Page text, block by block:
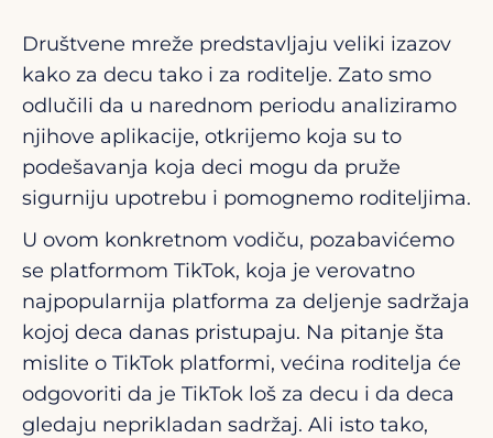
Društvene mreže predstavljaju veliki izazov
kako za decu tako i za roditelje. Zato smo
odlučili da u narednom periodu analiziramo
njihove aplikacije, otkrijemo koja su to
podešavanja koja deci mogu da pruže
sigurniju upotrebu i pomognemo roditeljima.
U ovom konkretnom vodiču, pozabavićemo
se platformom TikTok, koja je verovatno
najpopularnija platforma za deljenje sadržaja
kojoj deca danas pristupaju. Na pitanje šta
mislite o TikTok platformi, većina roditelja će
odgovoriti da je TikTok loš za decu i da deca
gledaju neprikladan sadržaj. Ali isto tako,